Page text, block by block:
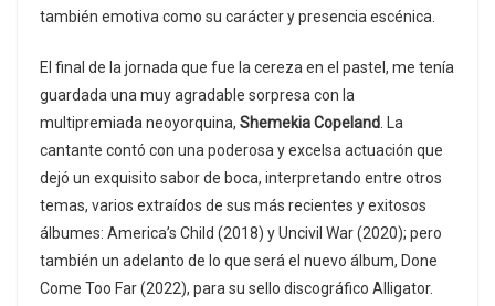
también emotiva como su carácter y presencia escénica.
El final de la jornada que fue la cereza en el pastel, me tenía
guardada una muy agradable sorpresa con la
multipremiada neoyorquina, Shemekia Copeland . La
cantante contó con una poderosa y excelsa actuación que
dejó un exquisito sabor de boca, interpretando entre otros
temas, varios extraídos de sus más recientes y exitosos
álbumes: America’s Child (2018) y Uncivil War (2020); pero
también un adelanto de lo que será el nuevo álbum, Done
Come Too Far (2022), para su sello discográfico Alligator.